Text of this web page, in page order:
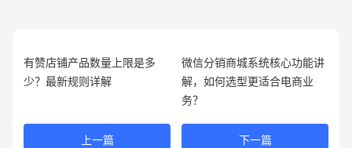
有赞店铺产品数量上限是多
少？最新规则详解
上一篇
微信分销商城系统核心功能讲
解，如何选型更适合电商业
务？
下一篇